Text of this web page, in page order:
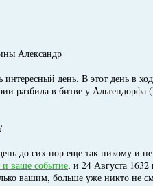
Александр
интересный день. В этот день в
разбила в битве у Альтендорфа
до сих пор еще так никому и
и ваше событие, и 24 Августа 1632
вашим, больше уже никто не